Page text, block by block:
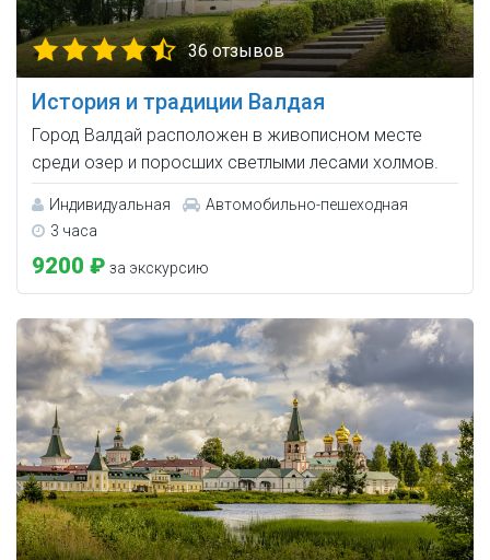
36 отзывов
История и традиции Валдая
Город Валдай расположен в живописном месте
среди озер и поросших светлыми лесами холмов.
Индивидуальная
Автомобильно-пешеходная
3 часа
9200 ₽ за экскурсию